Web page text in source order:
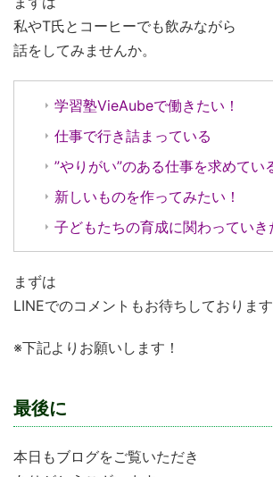
私やT氏とコーヒーでも飲みながら
話をしてみませんか。
学習塾VieAubeで働きたい！
仕事で行き詰まっている
”やりがい”のある仕事を求めてい
新しいものを作ってみたい！
子どもたちの育成に関わっていき
まずは
LINEでのコメントもお待ちしております
※下記よりお願いします！
最後に
本日もブログをご覧いただき